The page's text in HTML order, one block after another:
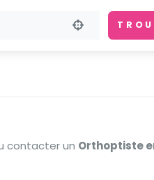
contacter un Orthoptiste